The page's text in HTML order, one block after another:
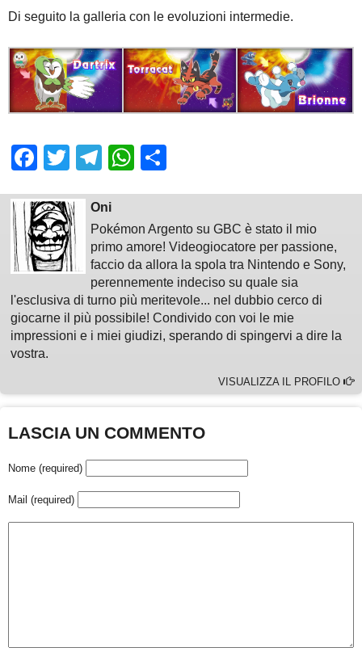
Di seguito la galleria con le evoluzioni intermedie.
Facebook
TwitterTelegram
WhatsApp
Oni
Pokémon Argento su GBC è stato il mio
primo amore! Videogiocatore per passione,
faccio da allora la spola tra Nintendo e Sony,
perennemente indeciso su quale sia
l'esclusiva di turno più meritevole... nel dubbio cerco di
giocarne il più possibile! Condivido con voi le mie
impressioni e i miei giudizi, sperando di spingervi a dire la
vostra.
VISUALIZZA IL PROFILO
LASCIA UN COMMENTO
Nome (required)
Mail (required)